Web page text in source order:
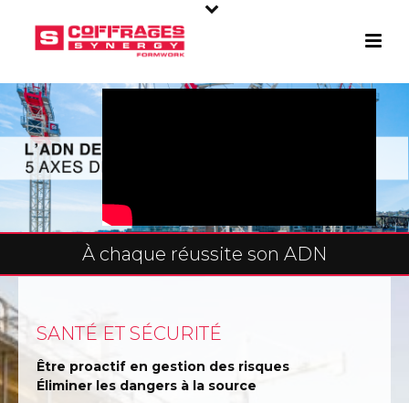
À chaque réussite son ADN
SANTÉ ET SÉCURITÉ
Être proactif en gestion des risques
Éliminer les dangers à la source